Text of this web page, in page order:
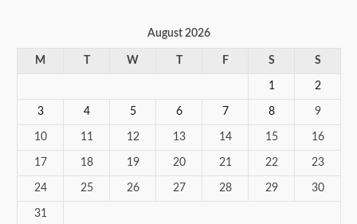
August 2026
M T W T F S S
1 2
3 4 5 6 7 8 9
10 11 12 13 14 15 16
17 18 19 20 21 22 23
24 25 26 27 28 29 30
31